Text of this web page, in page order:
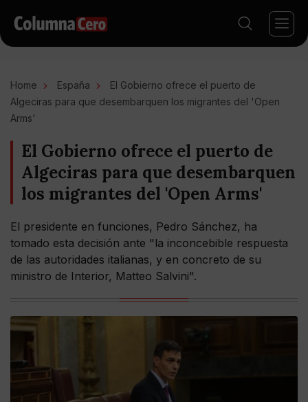
Home España
El Gobierno ofrece el puerto de
Algeciras para que desembarquen los migrantes del 'Open
Arms'
El Gobierno ofrece el puerto de
Algeciras para que desembarquen
los migrantes del 'Open Arms'
El presidente en funciones, Pedro Sánchez, ha
tomado esta decisión ante "la inconcebible respuesta
de las autoridades italianas, y en concreto de su
ministro de Interior, Matteo Salvini".